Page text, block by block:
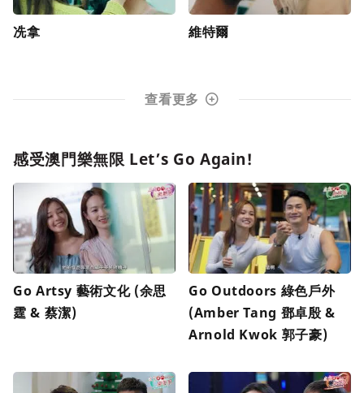
冼拿 維特爾
查看更多
感受澳門樂無限 Let’s Go Again!
Go Artsy 藝術文化 (余思
霆 & 蔡潔)
Go Outdoors 綠色戶外
(Amber Tang 鄧卓殷 &
Arnold Kwok 郭子豪)